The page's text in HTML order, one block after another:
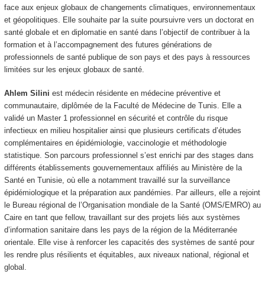
face aux enjeux globaux de changements climatiques, environnementaux
et géopolitiques. Elle souhaite par la suite poursuivre vers un doctorat en
santé globale et en diplomatie en santé dans l’objectif de contribuer à la
formation et à l’accompagnement des futures générations de
professionnels de santé publique de son pays et des pays à ressources
limitées sur les enjeux globaux de santé.
Ahlem Silini est médecin résidente en médecine préventive et
communautaire, diplômée de la Faculté de Médecine de Tunis. Elle a
validé un Master 1 professionnel en sécurité et contrôle du risque
infectieux en milieu hospitalier ainsi que plusieurs certificats d’études
complémentaires en épidémiologie, vaccinologie et méthodologie
statistique. Son parcours professionnel s’est enrichi par des stages dans
différents établissements gouvernementaux affiliés au Ministère de la
Santé en Tunisie, où elle a notamment travaillé sur la surveillance
épidémiologique et la préparation aux pandémies. Par ailleurs, elle a rejoint
le Bureau régional de l’Organisation mondiale de la Santé (OMS/EMRO) au
Caire en tant que fellow, travaillant sur des projets liés aux systèmes
d’information sanitaire dans les pays de la région de la Méditerranée
orientale. Elle vise à renforcer les capacités des systèmes de santé pour
les rendre plus résilients et équitables, aux niveaux national, régional et
global.